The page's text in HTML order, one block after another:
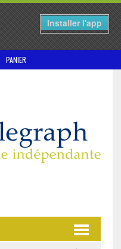
Installer l'app
PANIER